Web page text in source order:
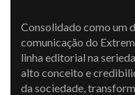
Consolidado como um
comunicação do
linha editorial na
alto conceito e
da sociedade,